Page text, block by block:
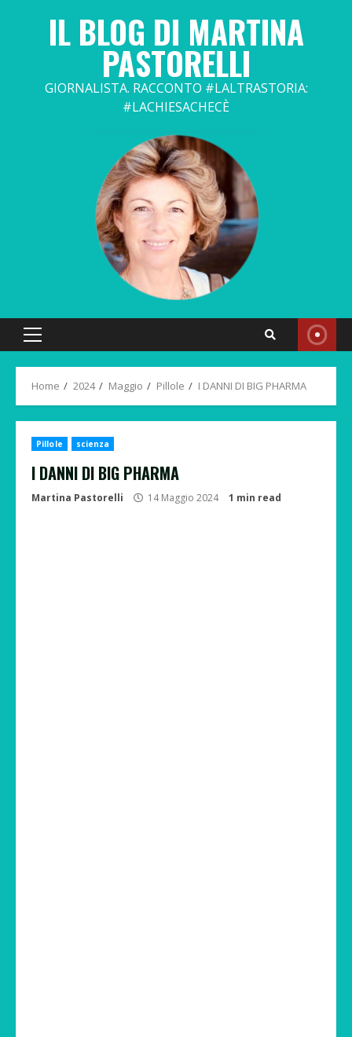
IL BLOG DI MARTINA
PASTORELLI
GIORNALISTA. RACCONTO #LALTRASTORIA:
#LACHIESACHECÈ
Primary
Home 2024 Maggio Pillole I DANNI DI BIG PHARMA
Pillole scienza
I DANNI DI BIG PHARMA
Martina Pastorelli 14 Maggio 2024 1 min read